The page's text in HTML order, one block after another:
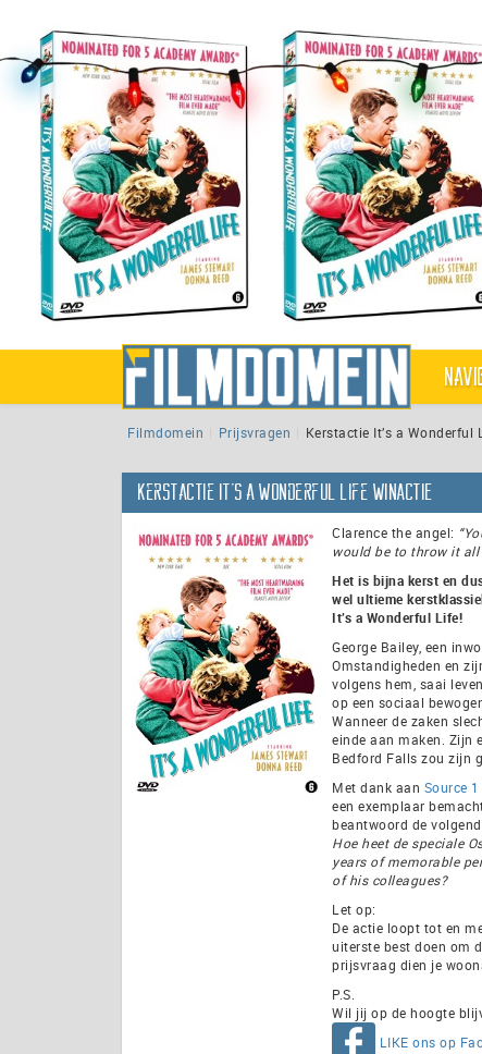
Filmdomein Prijsvragen Kerstactie It’s a Wonderful
Kerstactie It’s a Wonderful Life WINACTIE
Clarence the angel:
would be to throw it all
Het is bijna kerst en
wel ultieme
It’s a Wonderful Life!
George Bailey, een
Omstandigheden en
volgens hem, saai
op een sociaal
Wanneer de zaken
einde aan maken. Zijn
Bedford Falls zou zijn
Met dank aan Source
een exemplaar
beantwoord de
Hoe heet de speciale
years of memorable
of his colleagues?
Let op:
De actie loopt tot en
uiterste best doen om
prijsvraag dien je
P.S.
Wil jij op de hoogte
LIKE ons op